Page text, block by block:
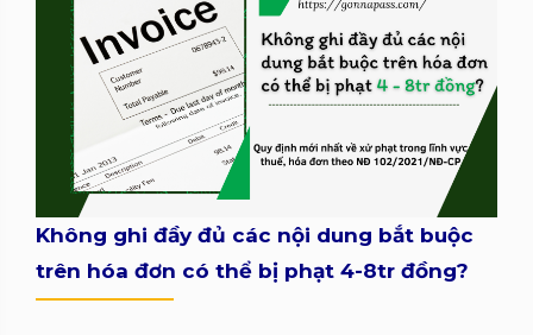
Không ghi đầy đủ các nội dung bắt buộc
trên hóa đơn có thể bị phạt 4-8tr đồng?